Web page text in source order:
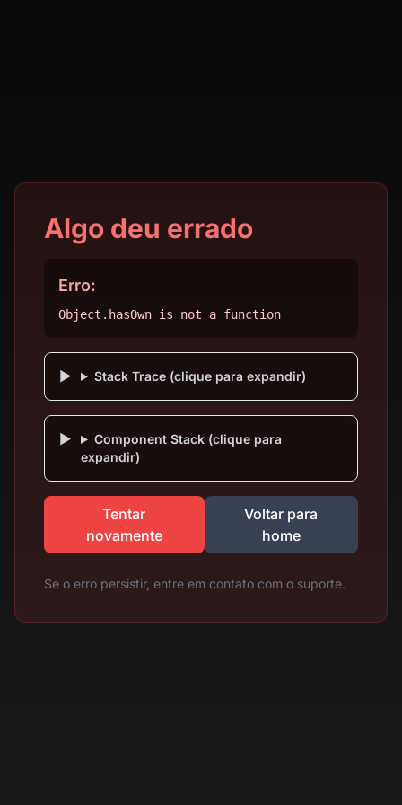
Algo deu errado
Erro:
Object.hasOwn is not a function
Stack Trace (clique para expandir)
Component Stack (clique para
expandir)
Tentar
novamente
Voltar para
home
Se o erro persistir, entre em contato com o suporte.